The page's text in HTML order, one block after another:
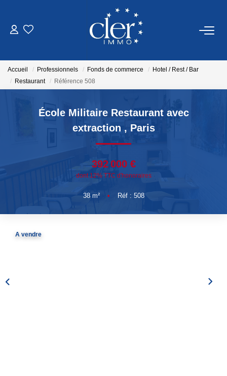
LOCATIONS
SERVICES
Estimation
NOTRE AGENCE
Qui Sommes Nous
Accueil Professionnels Fonds de commerce
Hotel / Rest / Bar
Restaurant
Référence 508
École Militaire Restaurant avec
extraction , Paris
392 000 €
dont 12% TTC d'honoraires
38m² • Réf : 508
A vendre